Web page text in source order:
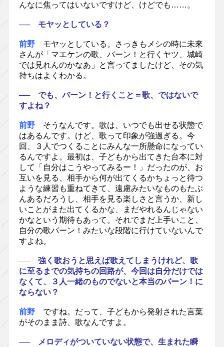
んなに焦ってはいないですけど、けどでも……。
── モヤッとしている？
前野モヤッとしている。さっきもメシの時に未來
さんが「マエケンの歌、バーン！と行くヤツ、城崎
では見れんのかなあ」と言ってましたけど、その気
持ちはよくわかる。
── でも、バーン！と行くこと＝歌、ではないで
すよね？
前野そうなんです。歌は、いつでも出せる状態で
はあるんです。けど、歌って印象が強過ぎる。今
回、３人でつくることにみんな一所懸命になってい
るんですよ。最初は、子どもから出てきた台本に対
して「自分はこうやってみるー！」だったのが、お
互いを見る、相手から何が出てくるかちょっと待つ
ような練習も重ねてきて、遠慮みたいなものもたぶ
んあるだろうし、相手を見る楽しさと言うか、新し
いことがまた出てくるかな、まだやれるんじゃない
かなという期待もあって。それでまだ上手いこと、
自分の歌バーン！みたいな段階に行けていないんで
すよね。
── 強く歌おうと思えば歌えてしまうけれど、歌
に至るまでの気持ちの回路が、今回は自分だけでは
なくて、３人一緒のものでないと本当のバーン！に
ならない？
前野ですね。だって、子どもから発射された言葉
がそのまま詩、歌なんですよ。
── メロディがついていない状態で、生まれた瞬